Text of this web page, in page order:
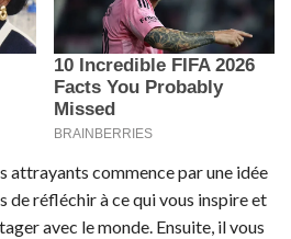
attrayants commence par une idée
de réfléchir à ce qui vous inspire et
avec le monde. Ensuite, il vous